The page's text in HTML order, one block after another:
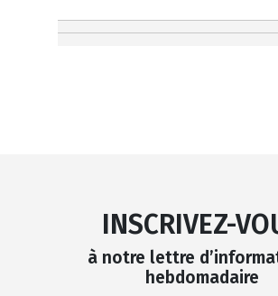
INSCRIVEZ-
à notre lettre
hebdomadaire